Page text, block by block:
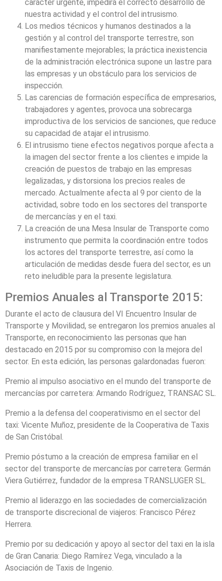
carácter urgente, impedirá el correcto desarrollo de
nuestra actividad y el control del intrusismo.
Los medios técnicos y humanos destinados a la
gestión y al control del transporte terrestre, son
manifiestamente mejorables; la práctica inexistencia
de la administración electrónica supone un lastre para
las empresas y un obstáculo para los servicios de
inspección.
Las carencias de formación específica de empresarios,
trabajadores y agentes, provoca una sobrecarga
improductiva de los servicios de sanciones, que reduce
su capacidad de atajar el intrusismo.
El intrusismo tiene efectos negativos porque afecta a
la imagen del sector frente a los clientes e impide la
creación de puestos de trabajo en las empresas
legalizadas, y distorsiona los precios reales de
mercado. Actualmente afecta al 9 por ciento de la
actividad, sobre todo en los sectores del transporte
de mercancías y en el taxi.
La creación de una Mesa Insular de Transporte como
instrumento que permita la coordinación entre todos
los actores del transporte terrestre, así como la
articulación de medidas desde fuera del sector, es un
reto ineludible para la presente legislatura.
Premios Anuales al Transporte 2015:
Durante el acto de clausura del VI Encuentro Insular de
Transporte y Movilidad, se entregaron los premios anuales al
Transporte, en reconocimiento las personas que han
destacado en 2015 por su compromiso con la mejora del
sector. En esta edición, las personas galardonadas fueron:
Premio al impulso asociativo en el mundo del transporte de
mercancías por carretera: Armando Rodríguez, TRANSAC SL.
Premio a la defensa del cooperativismo en el sector del
taxi: Vicente Muñoz, presidente de la Cooperativa de Taxis
de San Cristóbal.
Premio póstumo a la creación de empresa familiar en el
sector del transporte de mercancías por carretera: Germán
Viera Gutiérrez, fundador de la empresa TRANSLUGER SL.
Premio al liderazgo en las sociedades de comercialización
de transporte discrecional de viajeros: Francisco Pérez
Herrera.
Premio por su dedicación y apoyo al sector del taxi en la isla
de Gran Canaria: Diego Ramírez Vega, vinculado a la
Asociación de Taxis de Ingenio.